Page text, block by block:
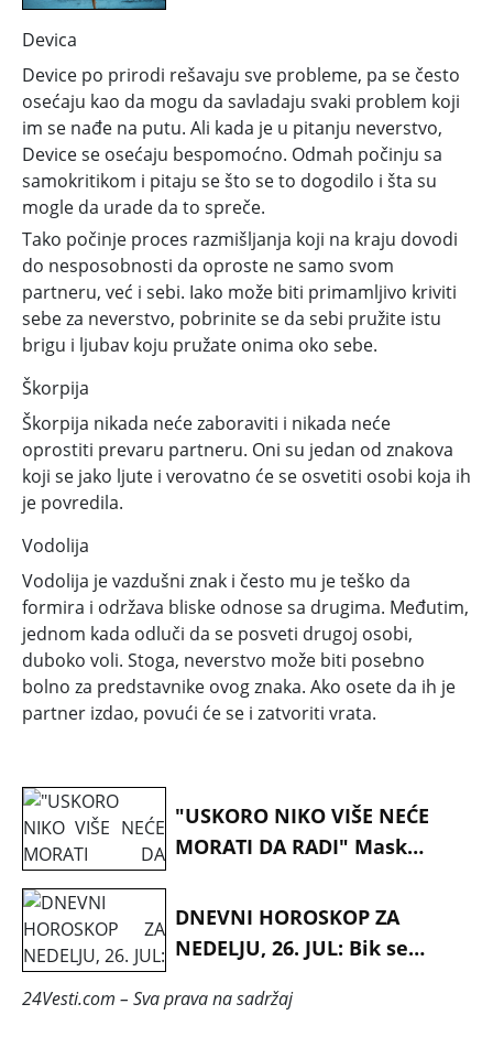
Devica
Device po prirodi rešavaju sve probleme, pa se često
osećaju kao da mogu da savladaju svaki problem koji
im se nađe na putu. Ali kada je u pitanju neverstvo,
Device se osećaju bespomoćno. Odmah počinju sa
samokritikom i pitaju se što se to dogodilo i šta su
mogle da urade da to spreče.
Tako počinje proces razmišljanja koji na kraju dovodi
do nesposobnosti da oproste ne samo svom
partneru, već i sebi. Iako može biti primamljivo kriviti
sebe za neverstvo, pobrinite se da sebi pružite istu
brigu i ljubav koju pružate onima oko sebe.
Škorpija
Škorpija nikada neće zaboraviti i nikada neće
oprostiti prevaru partneru. Oni su jedan od znakova
koji se jako ljute i verovatno će se osvetiti osobi koja ih
je povredila.
Vodolija
Vodolija je vazdušni znak i često mu je teško da
formira i održava bliske odnose sa drugima. Međutim,
jednom kada odluči da se posveti drugoj osobi,
duboko voli. Stoga, neverstvo može biti posebno
bolno za predstavnike ovog znaka. Ako osete da ih je
partner izdao, povući će se i zatvoriti vrata.
"USKORO NIKO VIŠE NEĆE
MORATI DA RADI" Mask
DNEVNI HOROSKOP ZA
NEDELJU, 26. JUL: Bik se
prošlosti, Devicu muče
24Vesti.com – Sva prava na sadržaj